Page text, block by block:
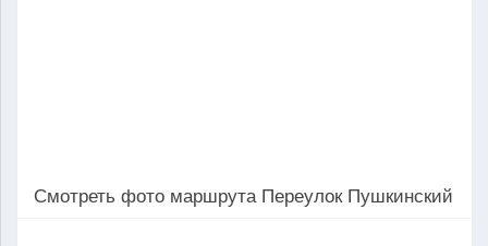
Смотреть фото маршрута Переулок Пушкинский